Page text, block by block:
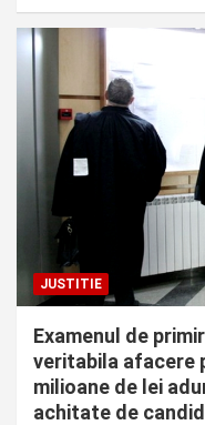
JUSTITIE
Examenul de
veritabila afacere
milioane de lei
achitate de